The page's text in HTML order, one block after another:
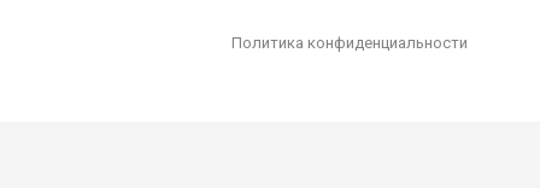
Политика конфиденциальности